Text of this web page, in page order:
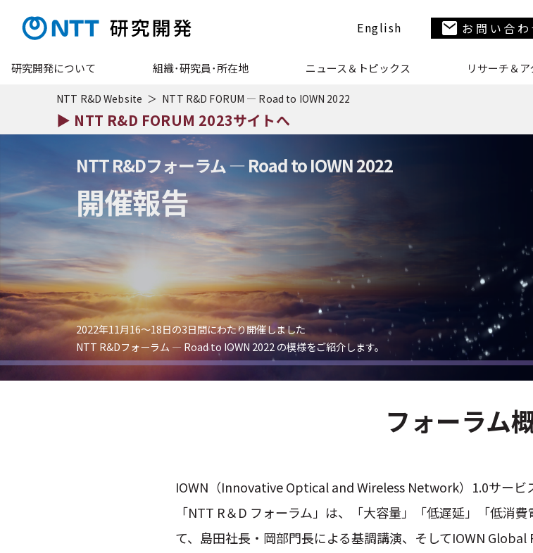
English お問い合わ
研究開発について 組織･研究員･所在地 ニュース＆トピックス リサーチ＆ア
NTT R&D Website NTT R&D FORUM — Road to IOWN 2022
▶ NTT R&D FORUM 2023サイトへ
NTT R&Dフォーラム — Road to IOWN 2022
開催報告
2022年11月16〜18日の3日間にわたり開催しました
NTT R&Dフォーラム — Road to IOWN 2022 の模様をご紹介します。
フォーラム
IOWN（Innovative Optical and Wireless Network）1.0サービ
「NTT R＆D フォーラム」は、「大容量」「低遅延」「低消
て、島田社長・岡部門長による基調講演、そしてIOWN